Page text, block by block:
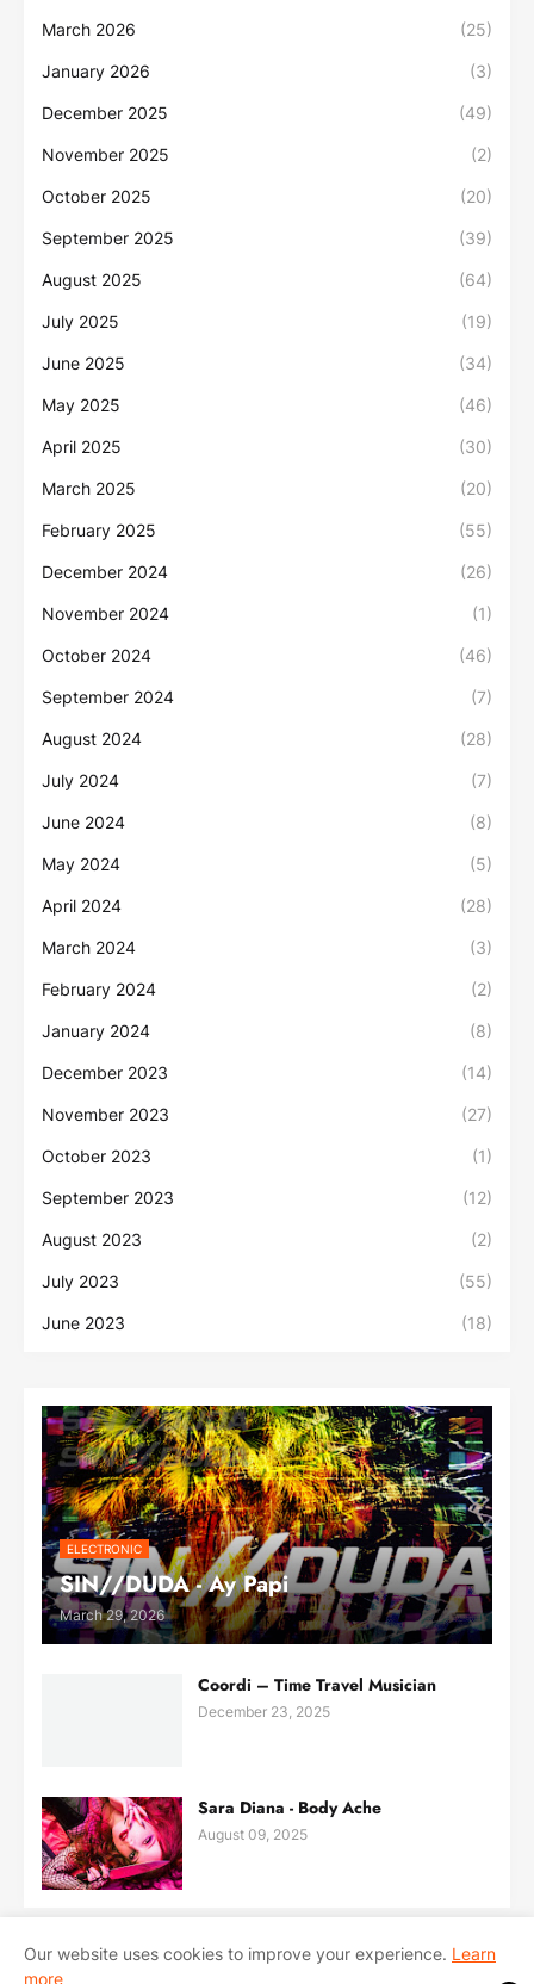
March 2026 (25)
January 2026 (3)
December 2025 (49)
November 2025 (2)
October 2025 (20)
September 2025 (39)
August 2025 (64)
July 2025 (19)
June 2025 (34)
May 2025 (46)
April 2025 (30)
March 2025 (20)
February 2025 (55)
December 2024 (26)
November 2024 (1)
October 2024 (46)
September 2024 (7)
August 2024 (28)
July 2024 (7)
June 2024 (8)
May 2024 (5)
April 2024 (28)
March 2024 (3)
February 2024 (2)
January 2024 (8)
December 2023 (14)
November 2023 (27)
October 2023 (1)
September 2023 (12)
August 2023 (2)
July 2023 (55)
June 2023 (18)
ELECTRONIC
SIN//DUDA - Ay Papi
March 29, 2026
Coordi – Time Travel Musician
December 23, 2025
Sara Diana - Body Ache
August 09, 2025
Our website uses cookies to improve your experience. Learn
more